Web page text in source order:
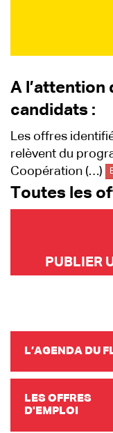
A l’attention
candidats :
Les offres
relèvent du
Coopération (…)
Toutes les
PUBLIER
L’AGENDA DU
LES OFFRES
D'EMPLOI